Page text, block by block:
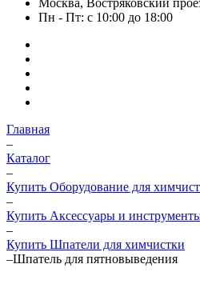
Москва, Востряковский
Пн - Пт: с 10:00 до 18:00
Главная
–
Каталог
–
Купить Оборудование для
–
Купить Аксессуары и
–
Купить Шпатели для химчистки
–Шпатель для пятновыведения